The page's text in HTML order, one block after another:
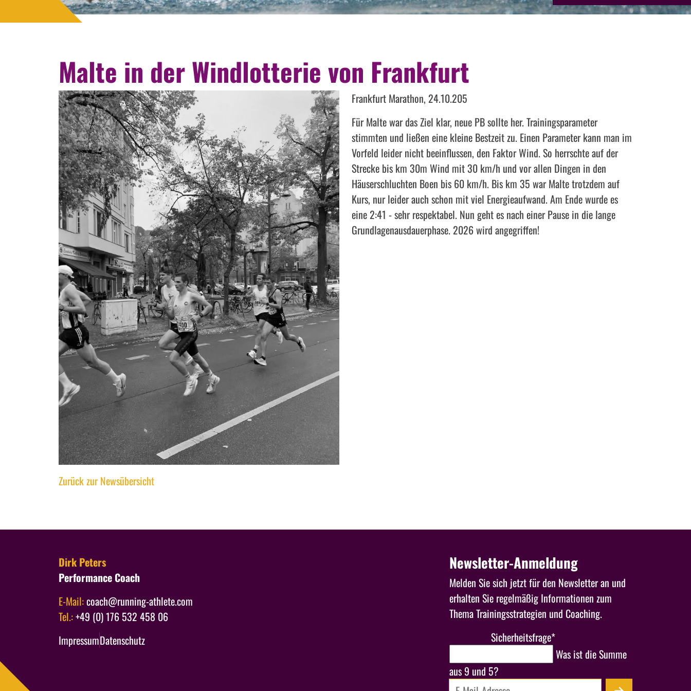
Malte in der Windlotterie von Frankfurt
Frankfurt Marathon, 24.10.205
Für Malte war das Ziel klar, neue PB sollte her. Trainingsparameter
stimmten und ließen eine kleine Bestzeit zu. Einen Parameter kann man im
Vorfeld leider nicht beeinflussen, den Faktor Wind. So herrschte auf der
Strecke bis km 30m Wind mit 30 km/h und vor allen Dingen in den
Häuserschluchten Boen bis 60 km/h. Bis km 35 war Malte trotzdem auf
Kurs, nur leider auch schon mit viel Energieaufwand. Am Ende wurde es
eine 2:41 - sehr respektabel. Nun geht es nach einer Pause in die lange
Grundlagenausdauerphase. 2026 wird angegriffen!
Zurück zur Newsübersicht
Dirk Peters
Performance Coach
E-Mail:coach@running-athlete.com
Tel.:+49 (0) 176 532 458 06
Navigation überspringen
ImpressumDatenschutz
Newsletter-Anmeldung
Melden Sie sich jetzt für den Newsletter an und
erhalten Sie regelmäßig Informationen zum
Thema Trainingsstrategien und Coaching.
Sicherheitsfrage*
Was ist die Summe
aus 9 und 5?
E-Mail-Adresse